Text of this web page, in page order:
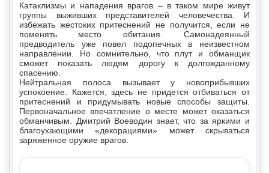
Катаклизмы и нападения врагов – в таком мире живут
группы выживших представителей человечества. И
избежать жестоких притеснений не получится, если не
поменять место обитания. Самонадеянный
предводитель уже повел подопечных в неизвестном
направлении. Но сомнительно, что плут и обманщик
сможет показать людям дорогу к долгожданному
спасению.
Нейтральная полоса вызывает у новоприбывших
успокоение. Кажется, здесь не придется отбиваться от
притеснений и придумывать новые способы защиты.
Первоначальное впечатление о месте может оказаться
обманчивым. Дмитрий Воеводин знает, что за яркими и
благоухающими «декорациями» может скрываться
заряженное оружие врагов.